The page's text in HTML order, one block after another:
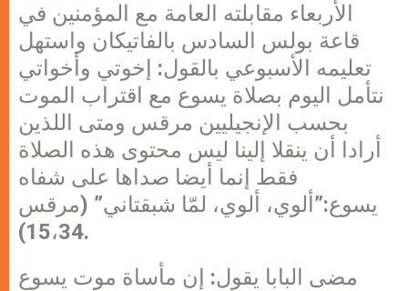
الأربعاء مقابلته العامة مع المؤمنين في
قاعة بولس السادس بالفاتيكان واستهل
تعليمه الأسبوعي بالقول: إخوتي وأخواتي
نتأمل اليوم بصلاة يسوع مع اقتراب الموت
بحسب الإنجيليين مرقس ومتى اللذين
أرادا أن ينقلا إلينا ليس محتوى هذه الصلاة
فقط إنما أيضا صداها على شفاه
يسوع:”ألوي، ألوي، لمّا شبقتاني” (مرقس
15،34).
مضى البابا يقول: إن مأساة موت يسوع